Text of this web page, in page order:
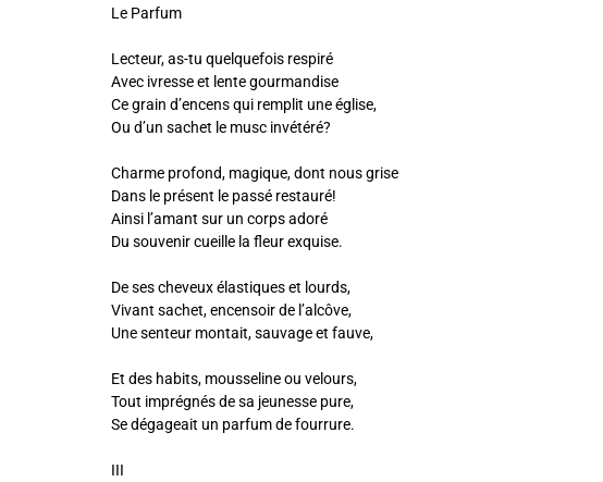
Le Parfum
Lecteur, as-tu quelquefois respiré
Avec ivresse et lente gourmandise
Ce grain d’encens qui remplit une église,
Ou d’un sachet le musc invétéré?
Charme profond, magique, dont nous grise
Dans le présent le passé restauré!
Ainsi l’amant sur un corps adoré
Du souvenir cueille la fleur exquise.
De ses cheveux élastiques et lourds,
Vivant sachet, encensoir de l’alcôve,
Une senteur montait, sauvage et fauve,
Et des habits, mousseline ou velours,
Tout imprégnés de sa jeunesse pure,
Se dégageait un parfum de fourrure.
III